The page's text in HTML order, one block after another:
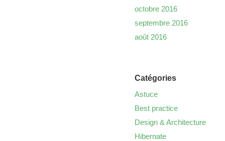
octobre 2016
septembre 2016
août 2016
Catégories
Astuce
Best practice
Design & Architecture
Hibernate